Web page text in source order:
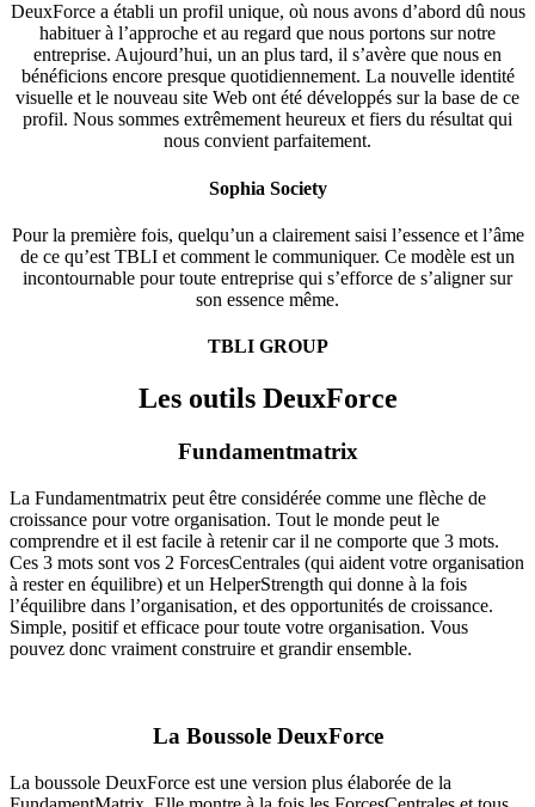
DeuxForce a établi un profil unique, où nous avons d’abord dû nous
habituer à l’approche et au regard que nous portons sur notre
entreprise. Aujourd’hui, un an plus tard, il s’avère que nous en
bénéficions encore presque quotidiennement. La nouvelle identité
visuelle et le nouveau site Web ont été développés sur la base de ce
profil. Nous sommes extrêmement heureux et fiers du résultat qui
nous convient parfaitement.
Sophia Society
Pour la première fois, quelqu’un a clairement saisi l’essence et l’âme
de ce qu’est TBLI et comment le communiquer. Ce modèle est un
incontournable pour toute entreprise qui s’efforce de s’aligner sur
son essence même.
TBLI GROUP
Les outils DeuxForce
Fundamentmatrix
La Fundamentmatrix peut être considérée comme une flèche de
croissance pour votre organisation. Tout le monde peut le
comprendre et il est facile à retenir car il ne comporte que 3 mots.
Ces 3 mots sont vos 2 ForcesCentrales (qui aident votre organisation
à rester en équilibre) et un HelperStrength qui donne à la fois
l’équilibre dans l’organisation, et des opportunités de croissance.
Simple, positif et efficace pour toute votre organisation. Vous
pouvez donc vraiment construire et grandir ensemble.
La Boussole DeuxForce
La boussole DeuxForce est une version plus élaborée de la